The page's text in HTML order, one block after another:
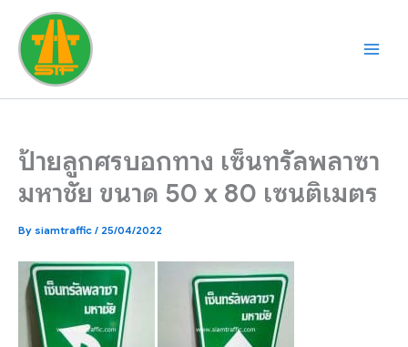
content
ป้ายลูกศรบอกทาง เซ็นทรัลพลาซา
มหาชัย ขนาด 50 x 80 เซนติเมตร
By siamtraffic / 25/04/2022